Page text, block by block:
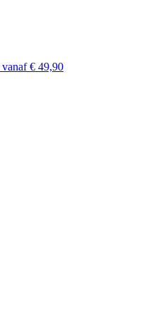
vanaf € 49,90